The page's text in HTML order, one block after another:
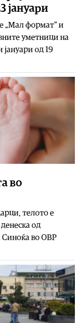
јануари
„Мал формат“ и
уметници на
од 19
во
телото е
од
Синоќа во ОВР